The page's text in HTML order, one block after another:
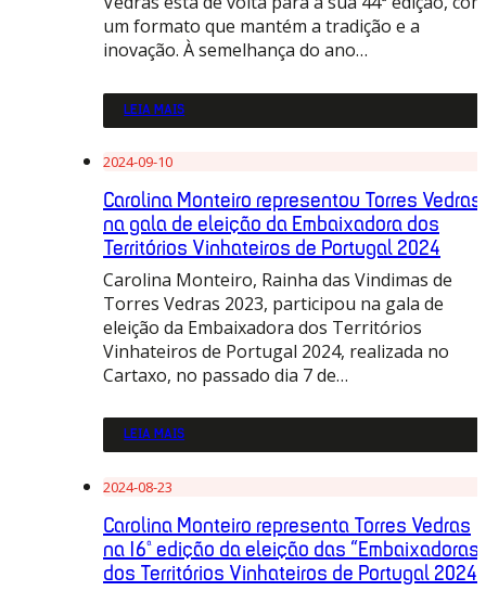
um formato que mantém a tradição e a
inovação. À semelhança do ano…
LEIA MAIS
2024-09-10
Carolina Monteiro representou Torres Vedras
na gala de eleição da Embaixadora dos
Territórios Vinhateiros de Portugal 2024
Carolina Monteiro, Rainha das Vindimas de
Torres Vedras 2023, participou na gala de
eleição da Embaixadora dos Territórios
Vinhateiros de Portugal 2024, realizada no
Cartaxo, no passado dia 7 de…
LEIA MAIS
2024-08-23
Carolina Monteiro representa Torres Vedras
na 16ª edição da eleição das “Embaixadoras
dos Territórios Vinhateiros de Portugal 2024”